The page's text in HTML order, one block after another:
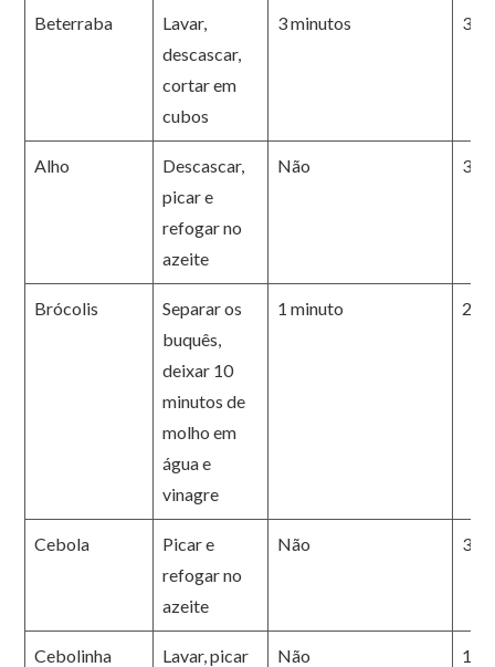
Beterraba
Lavar,
descascar,
cortar em
cubos
3 minutos 3
Alho
Descascar,
picar e
refogar no
azeite
Não 3
Brócolis
Separar os
buquês,
deixar 10
minutos de
molho em
água e
vinagre
1 minuto 2
Cebola
Picar e
refogar no
azeite
Não 3
Cebolinha
Lavar, picar
Não 1